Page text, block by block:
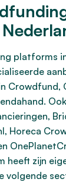
platforms
Crowdfund,
Horeca
heeft zijn
volgende